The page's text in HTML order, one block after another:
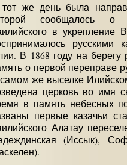
же день была
сообщалось о
в
русскими
В 1868 году на
о первой переправе
же выселке
церковь во имя
в память небесных
первые казачьи
Алатау
(Иссык),